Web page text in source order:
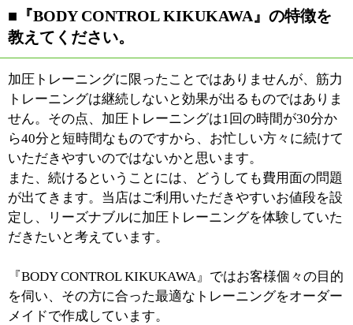
様々な理由があるんですね。
当店はマンツーマンでのトレーニングとなっていますか
ら、プログラムはお任せで大丈夫ですし、誰かの視線が
気になるということもありません。また、1人だとつい
が励ますことによって頑張り抜けるという要素もありま
す。
マンツーマンだからこそ可能な、その方に合った運動を
提供していきたいと考えています。
■トレーニングを指導する際のやりがいをお聞
かせください。
着れなかった服が着れるようになる。自力で歩けなかっ
た方が歩けるようになる。その方自身がカラダの変化を
感じ、生活が変わっていくのをサポート出来るのは大変
やりがいのあることです。
を聞いていきますと、肩こりや腰痛、膝の痛みといった
悩みを数多くの方が抱えていらっしゃることに気づきま
す。その悩みを、「なんとかして差し上げたい」と思い
ますし、お手伝いをさせていただくことが私たちのやり